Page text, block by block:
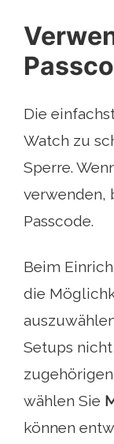
Die
Watch zu
Sperre.
verwenden,
Passcode.
Beim
die
Setups
wählen Sie
können